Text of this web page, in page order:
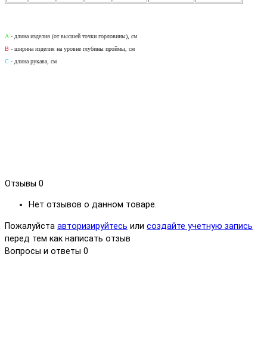
A - длина изделия (от высшей точки горловины), см
B - ширина изделия на уровне глубины проймы, см
С - длина рукава, см
Отзывы 0
Нет отзывов о данном товаре.
Пожалуйста авторизируйтесь или создайте учетную запись
перед тем как написать отзыв
Вопросы и ответы 0